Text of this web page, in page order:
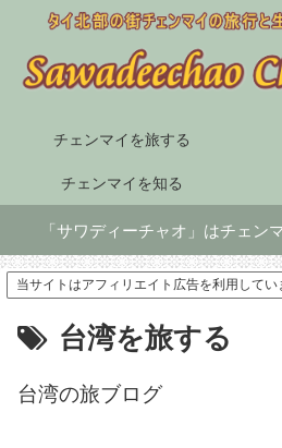
チェンマイを旅する
チェンマイを知る
「サワディーチャオ」はチェン
当サイトはアフィリエイト広告を利用してい
台湾を旅する
台湾の旅ブログ